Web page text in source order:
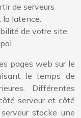
de serveurs
la latence.
de votre site
pages web sur le
le temps de
Différentes
serveur et côté
stocke une